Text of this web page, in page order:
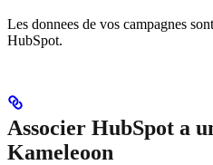
Les donnees de vos campagnes
HubSpot.
Associer HubSpot a
Kameleoon